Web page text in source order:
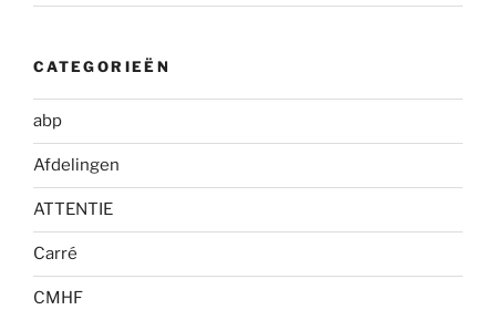
CATEGORIEËN
abp
Afdelingen
ATTENTIE
Carré
CMHF